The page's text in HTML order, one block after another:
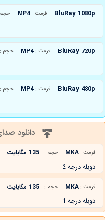
BluRay 1080p فرمت : MP4
BluRay 720p فرمت : MP4 حجم :
BluRay 480p فرمت : MP4 حجم :
دانلود
فرمت : MKA حجم : 135 مگابایت
دوبله درجه 2
فرمت : MKA حجم : 135 مگابایت
دوبله درجه 1